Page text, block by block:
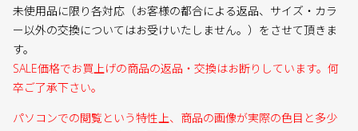
未使用品に限り各対応（お客様の都合による返品、サイズ・カラ
ー以外の交換についてはお受けいたしません。）をさせて頂きま
す。
SALE価格でお買上げの商品の返品・交換はお断りしています。何
卒ご了承下さい。
パソコンでの閲覧という特性上、商品の画像が実際の色目と多少